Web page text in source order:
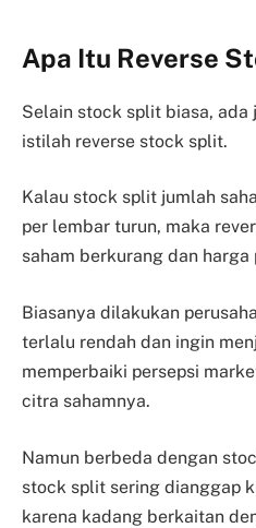
Apa Itu Reverse
Selain stock split biasa,
istilah reverse stock split.
Kalau stock split jumlah
per lembar turun, maka
saham berkurang dan harga
Biasanya dilakukan
terlalu rendah dan ingin
memperbaiki persepsi
citra sahamnya.
Namun berbeda dengan
stock split sering dianggap
karena kadang berkaitan